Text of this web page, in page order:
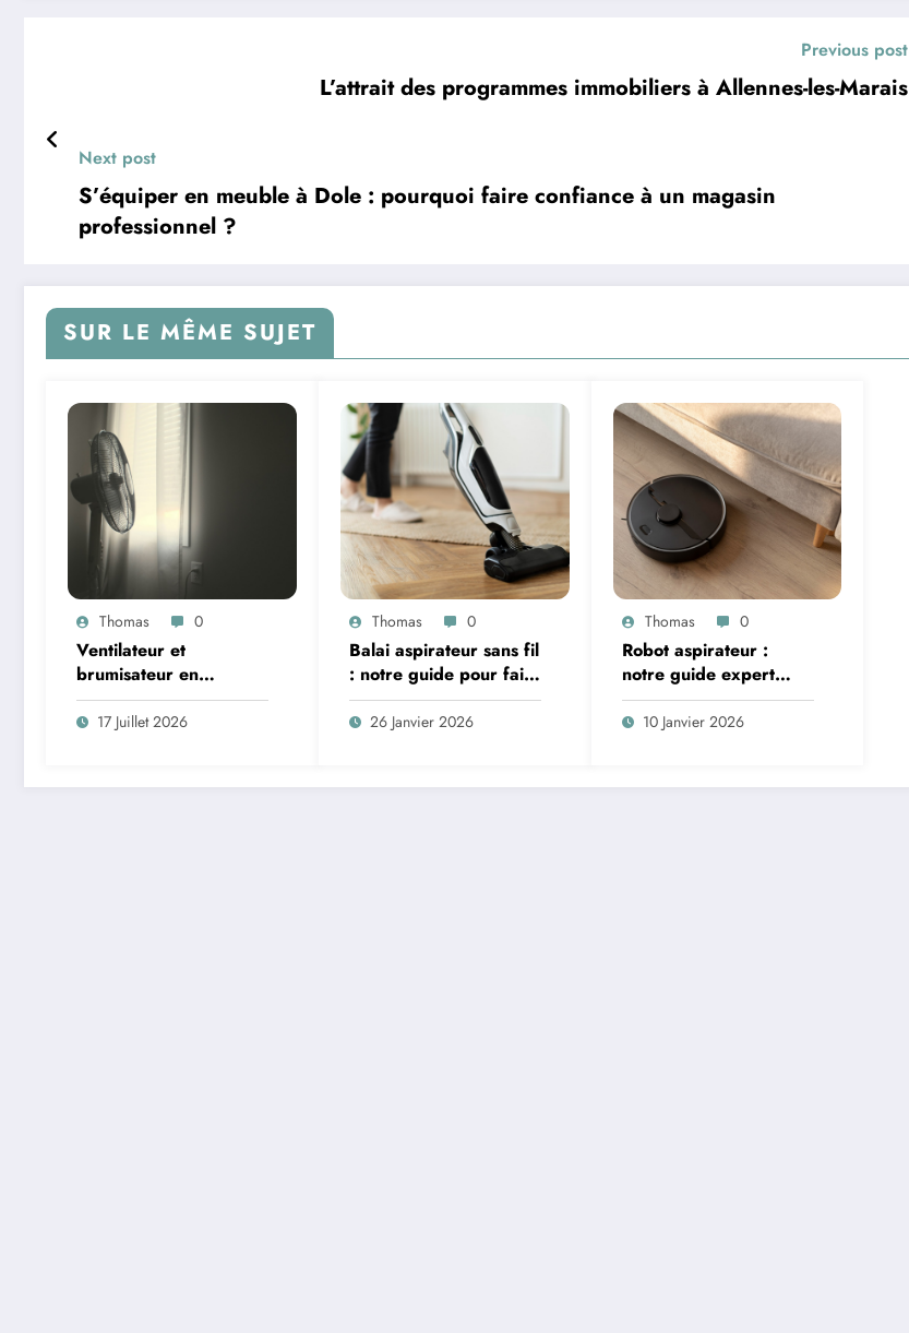
Previous post
L’attrait des programmes immobiliers à Allennes-les-Marais
Next post
S’équiper en meuble à Dole : pourquoi faire confiance à un magasin
professionnel ?
SUR LE MÊME SUJET
Thomas 0
Ventilateur et
brumisateur en
canicule : vraiment
efficaces ou fausse
17 Juillet 2026
Thomas 0
Balai aspirateur sans fil
: notre guide pour faire
un choix réellement
pertinent
26 Janvier 2026
Thomas 0
Robot aspirateur :
notre guide expert
pour choisir un modèle
réellement adapté à
10 Janvier 2026